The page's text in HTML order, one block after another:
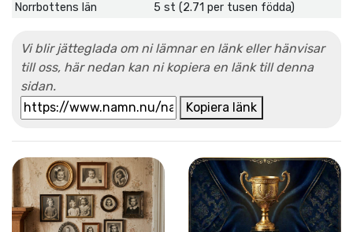
Norrbottens län
5 st (2.71 per tusen födda)
Vi blir jätteglada om ni lämnar en länk eller hänvisar
till oss, här nedan kan ni kopiera en länk till denna
sidan.
Kopiera länk